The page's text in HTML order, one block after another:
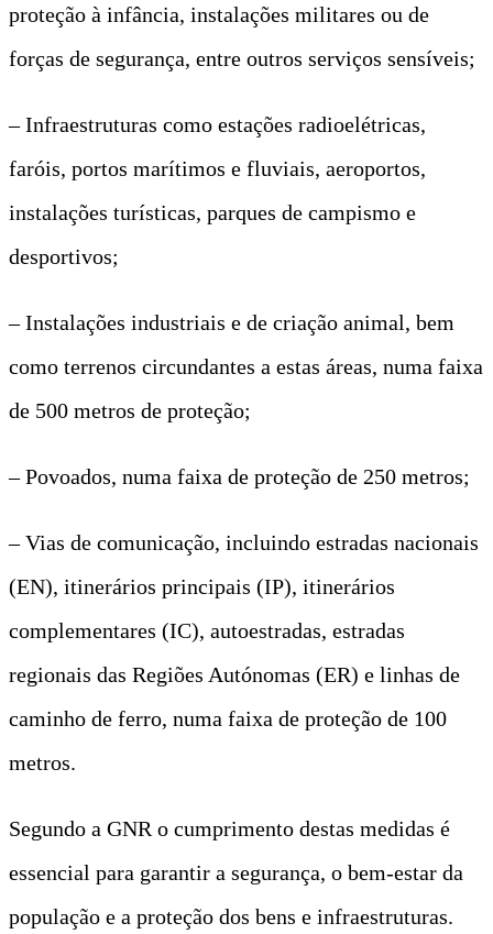
proteção à infância, instalações militares ou de
forças de segurança, entre outros serviços sensíveis;
– Infraestruturas como estações radioelétricas,
faróis, portos marítimos e fluviais, aeroportos,
instalações turísticas, parques de campismo e
desportivos;
– Instalações industriais e de criação animal, bem
como terrenos circundantes a estas áreas, numa faixa
de 500 metros de proteção;
– Povoados, numa faixa de proteção de 250 metros;
– Vias de comunicação, incluindo estradas nacionais
(EN), itinerários principais (IP), itinerários
complementares (IC), autoestradas, estradas
regionais das Regiões Autónomas (ER) e linhas de
caminho de ferro, numa faixa de proteção de 100
metros.
Segundo a GNR o cumprimento destas medidas é
essencial para garantir a segurança, o bem-estar da
população e a proteção dos bens e infraestruturas.